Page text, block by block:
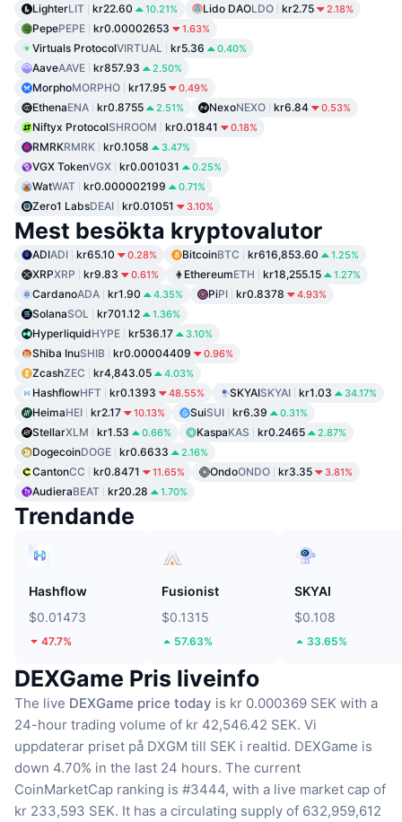
LighterLIT kr22.60 10.21% Lido DAOLDO kr2.75 2.18%
PepePEPE kr0.00002653 1.63%
Virtuals ProtocolVIRTUAL kr5.36 0.40%
AaveAAVE kr857.93 2.50%
MorphoMORPHO kr17.95 0.49%
EthenaENA kr0.8755 2.51% NexoNEXO kr6.84 0.53%
Niftyx ProtocolSHROOM kr0.01841 0.18%
RMRKRMRK kr0.1058 3.47%
VGX TokenVGX kr0.001031 0.25%
WatWAT kr0.000002199 0.71%
Zero1 LabsDEAI kr0.01051 3.10%
Mest besökta kryptovalutor
ADIADI kr65.10 0.28% BitcoinBTC kr616,853.60 1.25%
XRPXRP kr9.83 0.61% EthereumETH kr18,255.15 1.27%
CardanoADA kr1.90 4.35% PiPI kr0.8378 4.93%
SolanaSOL kr701.12 1.36%
HyperliquidHYPE kr536.17 3.10%
Shiba InuSHIB kr0.00004409 0.96%
ZcashZEC kr4,843.05 4.03%
HashflowHFT kr0.1393 48.55% SKYAISKYAI kr1.03 34.17%
HeimaHEI kr2.17 10.13% SuiSUI kr6.39 0.31%
StellarXLM kr1.53 0.66% KaspaKAS kr0.2465 2.87%
DogecoinDOGE kr0.6633 2.16%
CantonCC kr0.8471 11.65% OndoONDO kr3.35 3.81%
AudieraBEAT kr20.28 1.70%
Trendande
Hashflow
$0.01473
47.7%
Fusionist
$0.1315
57.63%
SKYAI
$0.108
33.65%
DEXGame Pris liveinfo
The live DEXGame price today is kr 0.000369 SEK with a
24-hour trading volume of kr 42,546.42 SEK. Vi
uppdaterar priset på DXGM till SEK i realtid. DEXGame is
down 4.70% in the last 24 hours. The current
CoinMarketCap ranking is #3444, with a live market cap of
kr 233,593 SEK. It has a circulating supply of 632,959,612